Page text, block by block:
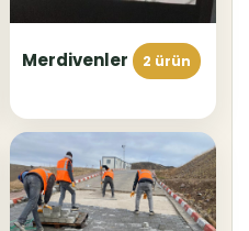
Merdivenler 2 ürün